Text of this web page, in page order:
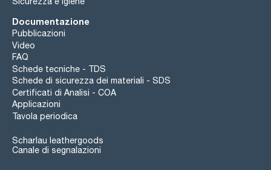
Documentazione
Pubblicazioni
Video
FAQ
Schede tecniche - TDS
Schede di sicurezza dei materiali - SDS
Certificati di Analisi - COA
Applicazioni
Tavola periodica
Scharlau leathergoods
Canale di segnalazioni